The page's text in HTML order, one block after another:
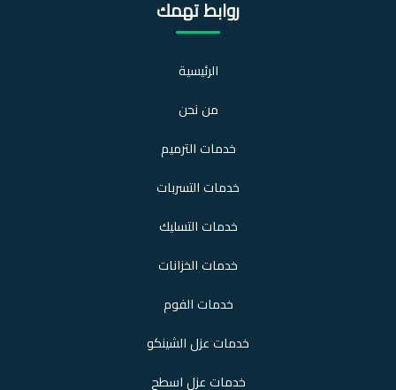
روابط تهمك
الرئيسية
من نحن
خدمات الترميم
خدمات التسربات
خدمات التسليك
خدمات الخزانات
خدمات الفوم
خدمات عزل الشينكو
خدمات عزل اسطح